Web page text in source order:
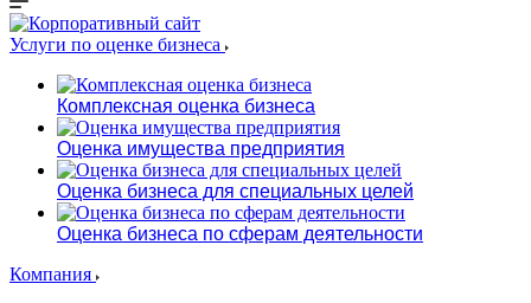
Услуги по оценке бизнеса
Комплексная оценка бизнеса
Оценка имущества предприятия
Оценка бизнеса для специальных целей
Оценка бизнеса по сферам деятельности
Компания